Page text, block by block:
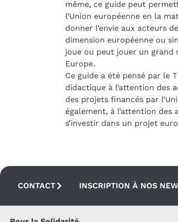
même, ce guide peut
l’Union européenne en la
donner l’envie aux acteurs
dimension européenne ou
joue ou peut jouer un grand
Europe.
Ce guide a été pensé par le
didactique à l’attention des
des projets financés par
également, à l’attention
s’investir dans un projet
CONTACT INSCRIPTION À NOS